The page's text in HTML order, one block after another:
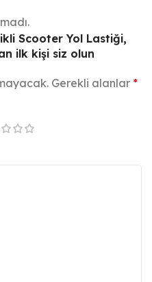
Scooter Yol Lastiği,
ilk kişi siz olun
Gerekli alanlar *